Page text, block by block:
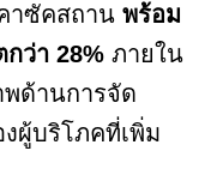
าซัคสถาน พร้อม
กว่า 28% ภายใน
พด้านการจัด
ผู้บริโภคที่เพิ่ม